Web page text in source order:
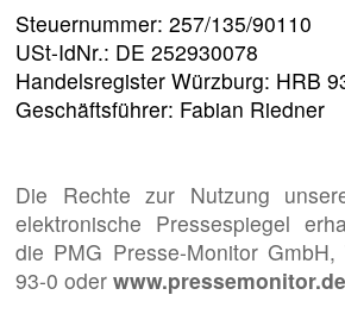
Steuernummer: 257/135/90110
USt-IdNr.: DE 252930078
Handelsregister Würzburg: HRB
Geschäftsführer: Fabian Riedner
Die Rechte zur Nutzung
elektronische Pressespiegel
die PMG Presse-Monitor
93-0 oderwww.pressemonitor.de